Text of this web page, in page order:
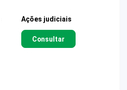
Ações judiciais
Consultar